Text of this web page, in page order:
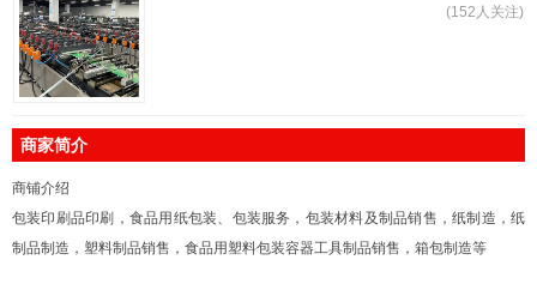
(152人关注)
商家简介
商铺介绍
包装印刷品印刷，食品用纸包装、包装服务，包装材料及制品销售，纸制造，纸
制品制造，塑料制品销售，食品用塑料包装容器工具制品销售，箱包制造等